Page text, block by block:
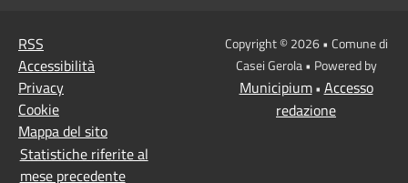
RSS
Accessibilità
Privacy
Cookie
Mappa del sito
Statistiche riferite al
mese precedente
Copyright © 2026 • Comune di
Casei Gerola • Powered by
Municipium• Accesso
redazione